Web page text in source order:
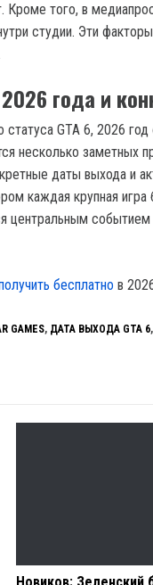
Кроме того, в
студии. Эти
года и
GTA 6, 2026
несколько заметных
даты выхода и
каждая крупная
центральным
бесплатно в
GAMES, ДАТА ВЫХОДА GTA 6,